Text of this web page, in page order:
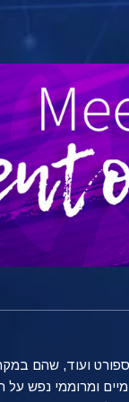
ועוד, שהם במקרה
ומרוממי